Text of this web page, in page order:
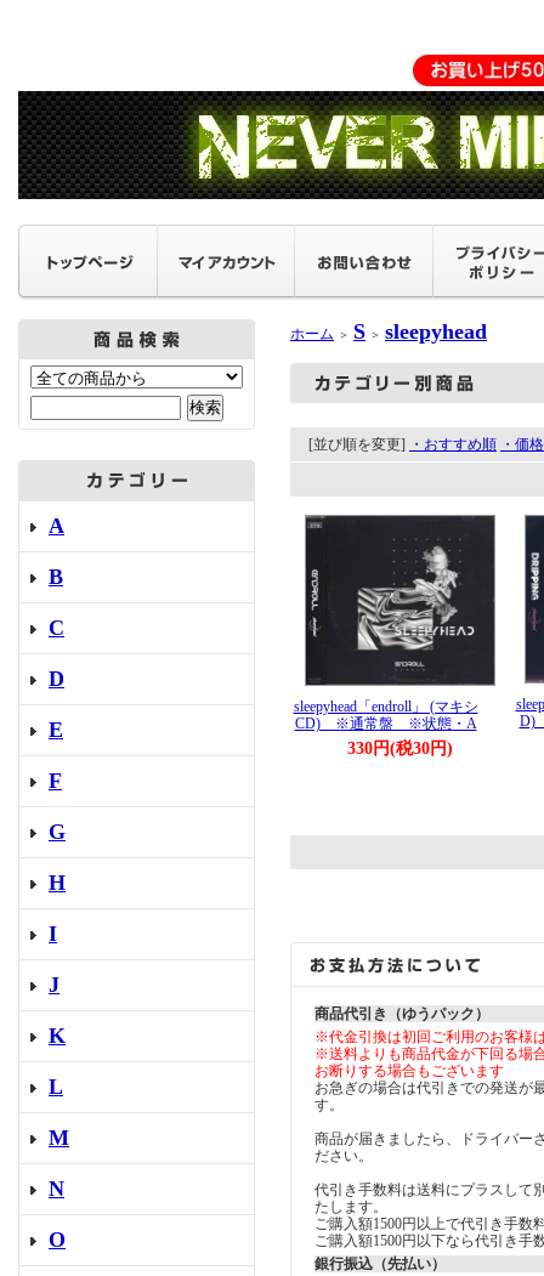
A
B
C
D
E
F
G
H
I
J
K
L
M
N
O
ホーム ＞ S ＞ sleepyhead
[並び順を変更] ・おすすめ順 ・価
sleepyhead「endroll」 (マキシ
CD) ※通常盤 ※状態・A
330円(税30円)
D)
商品代引き（ゆうパック）
※代金引換は初回ご利用のお客様
※送料よりも商品代金が下回る場
お断りする場合もございます
お急ぎの場合は代引きでの発送が
す。
商品が届きましたら、ドライバー
ださい。
代引き手数料は送料にプラスして
たします。
ご購入額1500円以上で代引き手数
ご購入額1500円以下なら代引き手
銀行振込（先払い）